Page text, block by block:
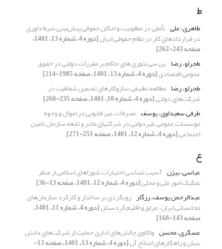
ط
طاهری، علی تأملی در مطلوبیت و امکان‌ حقوقی پیش‌بینی شرط داوری
در قراردادهای کار در نظام حقوقی ایران [دوره 4، شماره 13، 1401،
صفحه 243-262]
طجرلو، رضا بررسی تئوری های حاکم بر مقررات دولتی در حقوق
عمومی اقتصادی[دوره 4، شماره 13، 1401، صفحه 1985-214]
طجرلو، رضا مطالعه تطبیقی سازوکارهای تضمین شفافیت در
شرکت‌های دولتی[دوره 4، شماره 10، 1401، صفحه 235-260]
طرفی سعیداوی، یوسف تصرفات غیر قانونی در اموال و وجوه
موسسات عمومی غیردولتی در شرکتهای مادر و تابعه سازمان تامین
اجتماعی[دوره 4، شماره 12، 1401، صفحه 251-271]
ع
عباسی، بیژن آسیب شناسی اختیارات شوراهای اسلامی از منظر
تفکیک امور ملی و محلی[دوره 4، شماره 12، 1401، صفحه 13-36]
عبدالرحمن یوسف، رزگار رویکردی بر ساختار و کارکرد سازمان‌های
محاسباتی ایران، عراق و اقلیم کردستان [دوره 4، شماره 11، 1401،
صفحه 143-168]
عسگری، محسن واکاوی چالش‌های اداری حمایت از شرکت‌های دانش
بنیان و راهکارهای اصلاح آن [دوره 4، شماره 13، 1401، صفحه 13-